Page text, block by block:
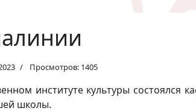
Просмотров: 1405
институте культуры состоялся
школы.